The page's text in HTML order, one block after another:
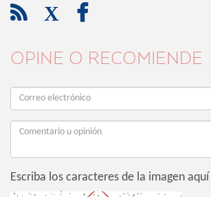
 X 
OPINE O RECOMIENDE
Escriba los caracteres de la imagen aquí